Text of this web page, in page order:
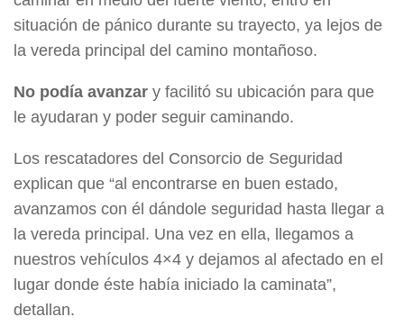
situación de pánico durante su trayecto, ya lejos de
la vereda principal del camino montañoso.
No podía avanzar y facilitó su ubicación para que
le ayudaran y poder seguir caminando.
Los rescatadores del Consorcio de Seguridad
explican que “al encontrarse en buen estado,
avanzamos con él dándole seguridad hasta llegar a
la vereda principal. Una vez en ella, llegamos a
nuestros vehículos 4×4 y dejamos al afectado en el
lugar donde éste había iniciado la caminata”,
detallan.